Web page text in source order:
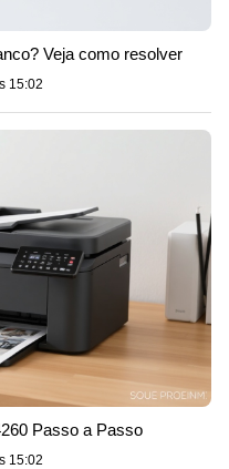
Veja como resolver
15:02
Passo a Passo
15:02